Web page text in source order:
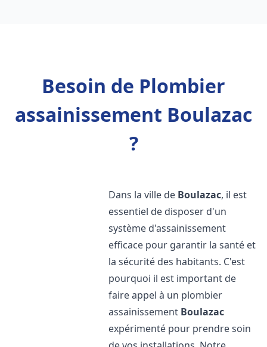
Besoin de Plombier
assainissement Boulazac
?
Dans la ville de Boulazac, il est
essentiel de disposer d'un
système d'assainissement
efficace pour garantir la santé et
la sécurité des habitants. C'est
pourquoi il est important de
faire appel à un plombier
assainissement Boulazac
expérimenté pour prendre soin